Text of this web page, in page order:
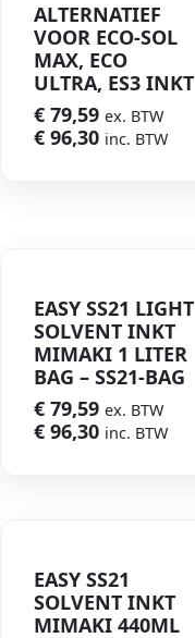
ALTERNATIEF
VOOR ECO-SOL
MAX, ECO
ULTRA, ES3 INKT
€ 79,59 ex. BTW
€ 96,30 inc. BTW
EASY SS21 LIGHT
SOLVENT INKT
MIMAKI 1 LITER
BAG – SS21-BAG
€ 79,59 ex. BTW
€ 96,30 inc. BTW
EASY SS21
SOLVENT INKT
MIMAKI 440ML